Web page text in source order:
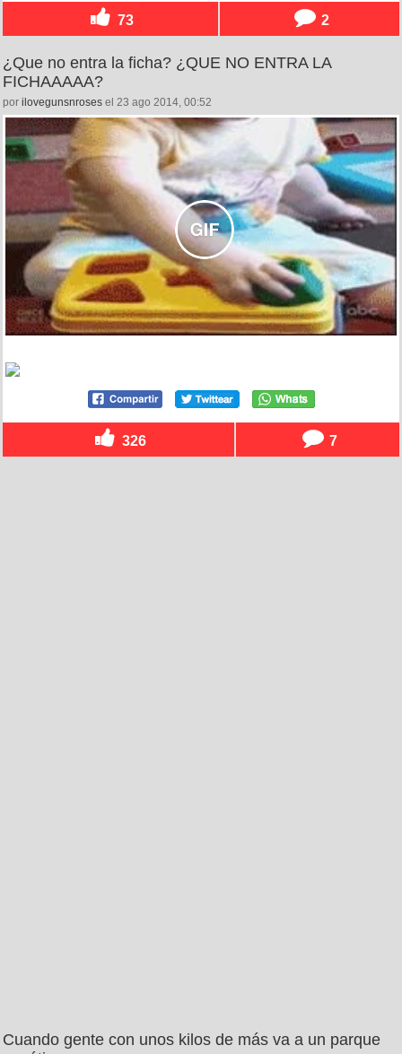
73 2
¿Que no entra la ficha? ¿QUE NO ENTRA LA
FICHAAAAA?
por ilovegunsnroses el 23 ago 2014, 00:52
326 7
Cuando gente con unos kilos de más va a un parque